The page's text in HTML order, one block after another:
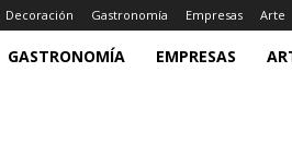
Decoración Gastronomía Empresas Arte
GASTRONOMÍA EMPRESAS